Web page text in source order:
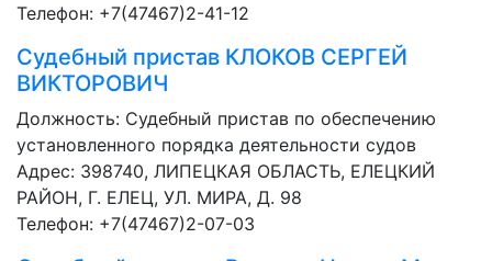
Телефон: +7(47467)2-41-12
Судебный пристав КЛОКОВ СЕРГЕЙ
ВИКТОРОВИЧ
Должность: Судебный пристав по обеспечению
установленного порядка деятельности судов
Адрес: 398740, ЛИПЕЦКАЯ ОБЛАСТЬ, ЕЛЕЦКИЙ
РАЙОН, Г. ЕЛЕЦ, УЛ. МИРА, Д. 98
Телефон: +7(47467)2-07-03